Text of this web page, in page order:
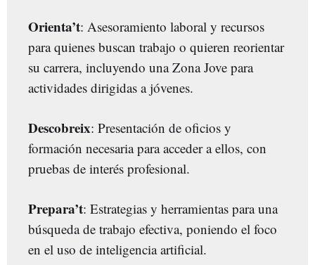
Orienta’t: Asesoramiento laboral y recursos
para quienes buscan trabajo o quieren reorientar
su carrera, incluyendo una Zona Jove para
actividades dirigidas a jóvenes.
Descobreix: Presentación de oficios y
formación necesaria para acceder a ellos, con
pruebas de interés profesional.
Prepara’t: Estrategias y herramientas para una
búsqueda de trabajo efectiva, poniendo el foco
en el uso de inteligencia artificial.